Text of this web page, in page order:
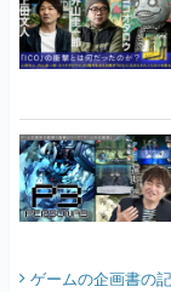
ゲームの企画書の